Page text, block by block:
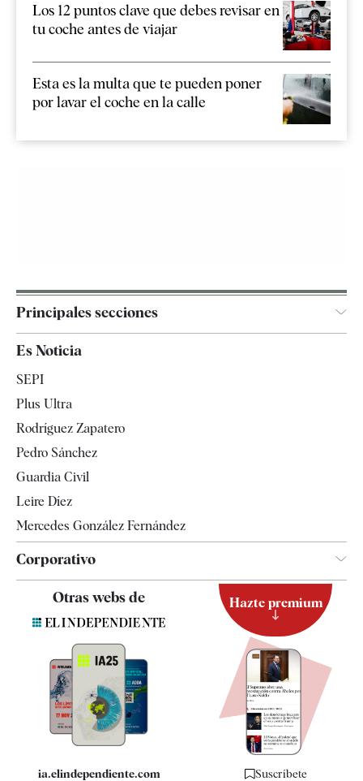
Los 12 puntos clave que debes revisar en
tu coche antes de viajar
Esta es la multa que te pueden poner
por lavar el coche en la calle
Principales secciones
Televisión
Es Noticia
SEPI
Plus Ultra
Rodríguez Zapatero
Pedro Sánchez
Guardia Civil
Leire Díez
Mercedes González Fernández
Corporativo
Quiénes somos
Especificaciones
Otras webs de
ia.elindependiente.com
Hazte premium
Suscríbete